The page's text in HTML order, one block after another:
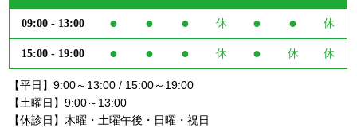
09:00 - 13:00 ● ● ● 休 ● ● 休
15:00 - 19:00 ● ● ● 休 ● 休 休
【平日】9:00～13:00 / 15:00～19:00
【土曜日】9:00～13:00
【休診日】木曜・土曜午後・日曜・祝日